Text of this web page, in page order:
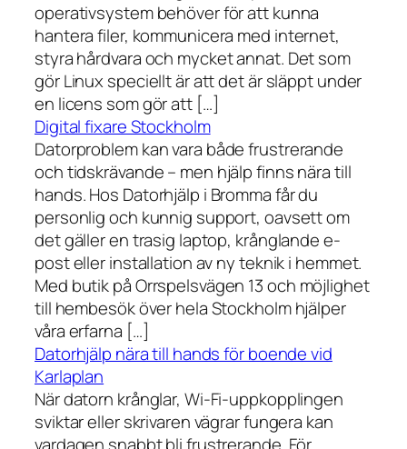
operativsystem behöver för att kunna
hantera filer, kommunicera med internet,
styra hårdvara och mycket annat. Det som
gör Linux speciellt är att det är släppt under
en licens som gör att […]
Digital fixare Stockholm
Datorproblem kan vara både frustrerande
och tidskrävande – men hjälp finns nära till
hands. Hos Datorhjälp i Bromma får du
personlig och kunnig support, oavsett om
det gäller en trasig laptop, krånglande e-
post eller installation av ny teknik i hemmet.
Med butik på Orrspelsvägen 13 och möjlighet
till hembesök över hela Stockholm hjälper
våra erfarna […]
Datorhjälp nära till hands för boende vid
Karlaplan
När datorn krånglar, Wi-Fi-uppkopplingen
sviktar eller skrivaren vägrar fungera kan